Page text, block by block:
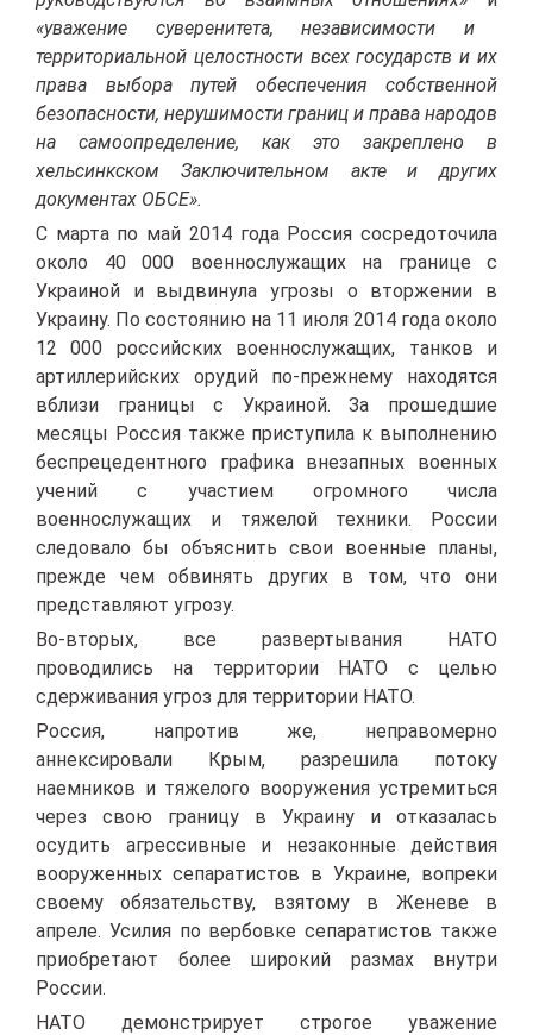
«уважение суверенитета, независимости и
территориальной целостности всех государств и их
права выбора путей обеспечения собственной
безопасности, нерушимости границ и права народов
на самоопределение, как это закреплено в
хельсинкском Заключительном акте и других
документах ОБСЕ».
С марта по май 2014 года Россия сосредоточила
около 40 000 военнослужащих на границе с
Украиной и выдвинула угрозы о вторжении в
Украину. По состоянию на 11 июля 2014 года около
12 000 российских военнослужащих, танков и
артиллерийских орудий по-прежнему находятся
вблизи границы с Украиной. За прошедшие
месяцы Россия также приступила к выполнению
беспрецедентного графика внезапных военных
учений с участием огромного числа
военнослужащих и тяжелой техники. России
следовало бы объяснить свои военные планы,
прежде чем обвинять других в том, что они
представляют угрозу.
Во-вторых, все развертывания НАТО
проводились на территории НАТО с целью
сдерживания угроз для территории НАТО.
Россия, напротив же, неправомерно
аннексировали Крым, разрешила потоку
наемников и тяжелого вооружения устремиться
через свою границу в Украину и отказалась
осудить агрессивные и незаконные действия
вооруженных сепаратистов в Украине, вопреки
своему обязательству, взятому в Женеве в
апреле. Усилия по вербовке сепаратистов также
приобретают более широкий размах внутри
России.
НАТО демонстрирует строгое уважение